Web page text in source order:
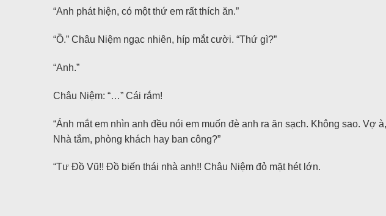
“Anh phát hiện, có một thứ em rất thích ăn.”
“Ồ.” Châu Niệm ngạc nhiên, híp mắt cười. “Thứ gì?”
“Anh.”
Châu Niệm: “…” Cái rắm!
“Ánh mắt em nhìn anh đều nói em muốn đè anh ra ăn sạch. Không sao.
Nhà tắm, phòng khách hay ban công?”
“Tư Đồ Vũ!! Đồ biến thái nhà anh!! Châu Niệm đỏ mặt hét lớn.